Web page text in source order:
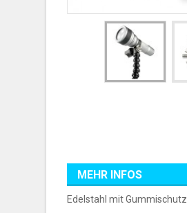
MEHR INFOS
Edelstahl mit Gummischutz